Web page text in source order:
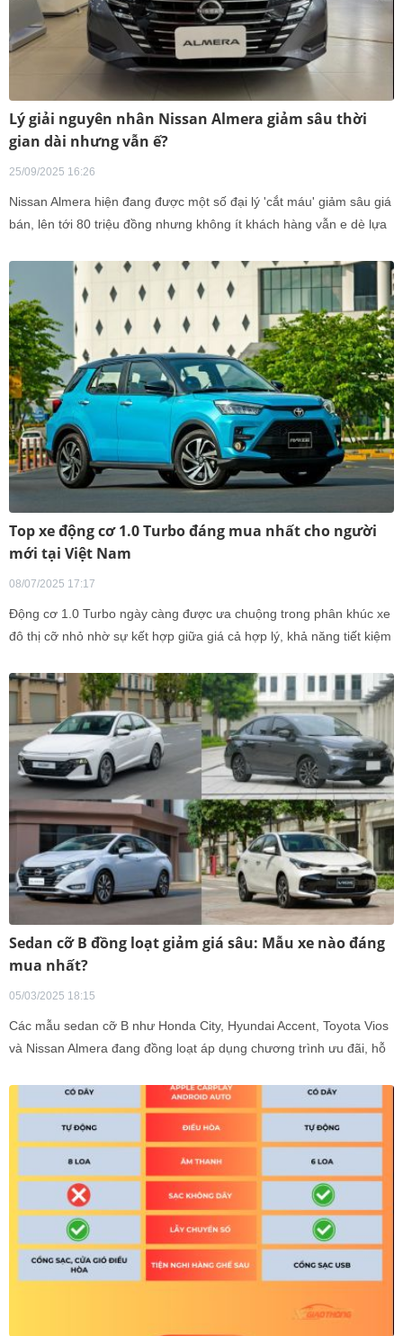
Lý giải nguyên nhân Nissan Almera giảm sâu thời
gian dài nhưng vẫn ế?
25/09/2025 16:26
Nissan Almera hiện đang được một số đại lý 'cắt máu' giảm sâu giá
bán, lên tới 80 triệu đồng nhưng không ít khách hàng vẫn e dè lựa
Top xe động cơ 1.0 Turbo đáng mua nhất cho người
mới tại Việt Nam
08/07/2025 17:17
Động cơ 1.0 Turbo ngày càng được ưa chuộng trong phân khúc xe
đô thị cỡ nhỏ nhờ sự kết hợp giữa giá cả hợp lý, khả năng tiết kiệm
những mẫu xe 'ngon, bổ, rẻ' từ phân khúc sedan đến SUV cho
người mua lần đầu.
Sedan cỡ B đồng loạt giảm giá sâu: Mẫu xe nào đáng
mua nhất?
05/03/2025 18:15
Các mẫu sedan cỡ B như Honda City, Hyundai Accent, Toyota Vios
và Nissan Almera đang đồng loạt áp dụng chương trình ưu đãi, hỗ